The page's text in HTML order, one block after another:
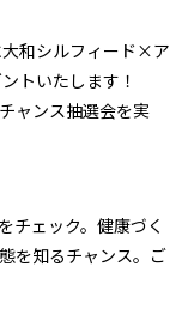
和シルフィード×ア
トいたします！
ャンス抽選会を実
チェック。健康づく
を知るチャンス。ご